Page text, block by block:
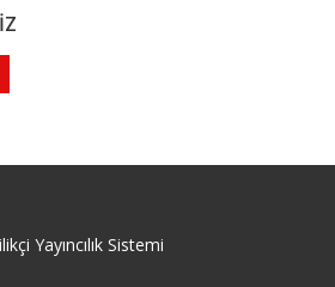
Yayıncılık Sistemi